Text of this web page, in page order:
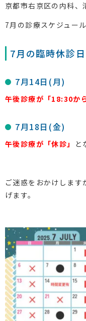
京都市右京区の内科、
7月の診療スケジュー
7月の臨時休診
7月14日(月)
午後診療が「18:30か
7月18日(金)
午後診療が「休診」 と
ご迷惑をおかけしま
げます。